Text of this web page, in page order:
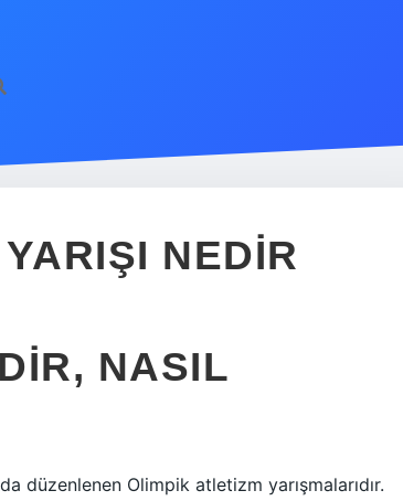
NEDIR
NASIL
düzenlenen Olimpik atletizm yarışmalarıdır.